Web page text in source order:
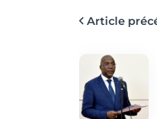
Article